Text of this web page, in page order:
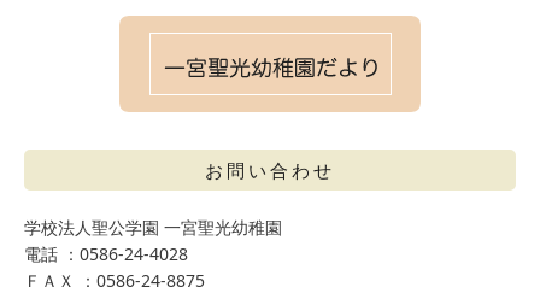
お問い合わせ
学校法人聖公学園 一宮聖光幼稚園
電話 ：0586-24-4028
ＦＡＸ ：0586-24-8875